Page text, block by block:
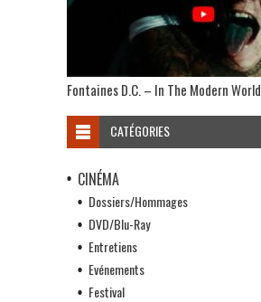
Fontaines D.C. – In The Modern World
CATÉGORIES
CINÉMA
Dossiers/Hommages
DVD/Blu-Ray
Entretiens
Evénements
Festival